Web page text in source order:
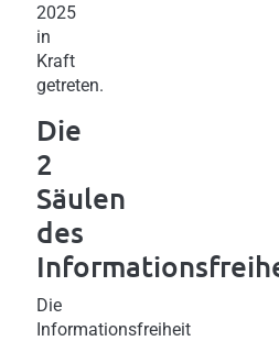
2025
in
Kraft
getreten.
Die
2
Säulen
des
Die
Informationsfreiheit